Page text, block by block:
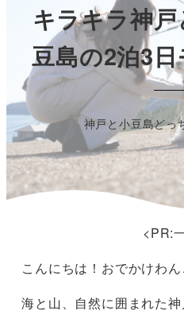
キラキラ神
豆島の2泊3
神戸と小豆島どっ
<PR:
こんにちは！おでかけわん
海と山、自然に囲まれた